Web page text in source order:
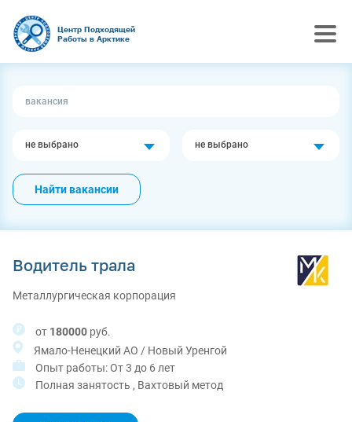
Центр Подходящей
Работы в Арктике
не выбрано не выбрано
Найти вакансии
Водитель трала
Металлургическая корпорация
от 180000 руб.
Ямало-Ненецкий АО / Новый Уренгой
Опыт работы: От 3 до 6 лет
Полная занятость , Вахтовый метод